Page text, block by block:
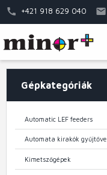
tartalomra
+421 918 629 040
navigáció
Gépkategóriák
Automatic LEF feeders
Automata kirakók gyűjtővel
Kimetszőgépek